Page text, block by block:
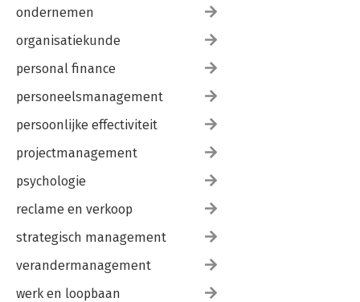
ondernemen
organisatiekunde
personal finance
personeelsmanagement
persoonlijke effectiviteit
projectmanagement
psychologie
reclame en verkoop
strategisch management
verandermanagement
werk en loopbaan